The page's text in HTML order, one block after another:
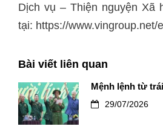
Dịch vụ – Thiện nguyện Xã
tại: https://www.vingroup.net/
Bài viết liên quan
Mệnh lệnh từ
29/07/2026